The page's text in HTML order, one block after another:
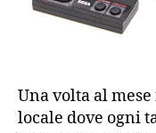
Una volta al
locale dove ogni